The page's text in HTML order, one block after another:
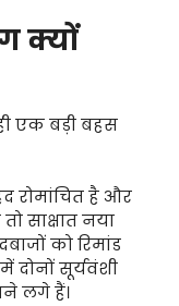
क्यों
एक बड़ी बहस
रोमांचित है और
साक्षात नया
को रिमांड
दोनों सूर्यवंशी
लगे हैं।